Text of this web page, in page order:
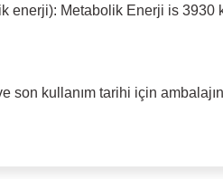
enerji): Metabolik Enerji is 3930
son kullanım tarihi için